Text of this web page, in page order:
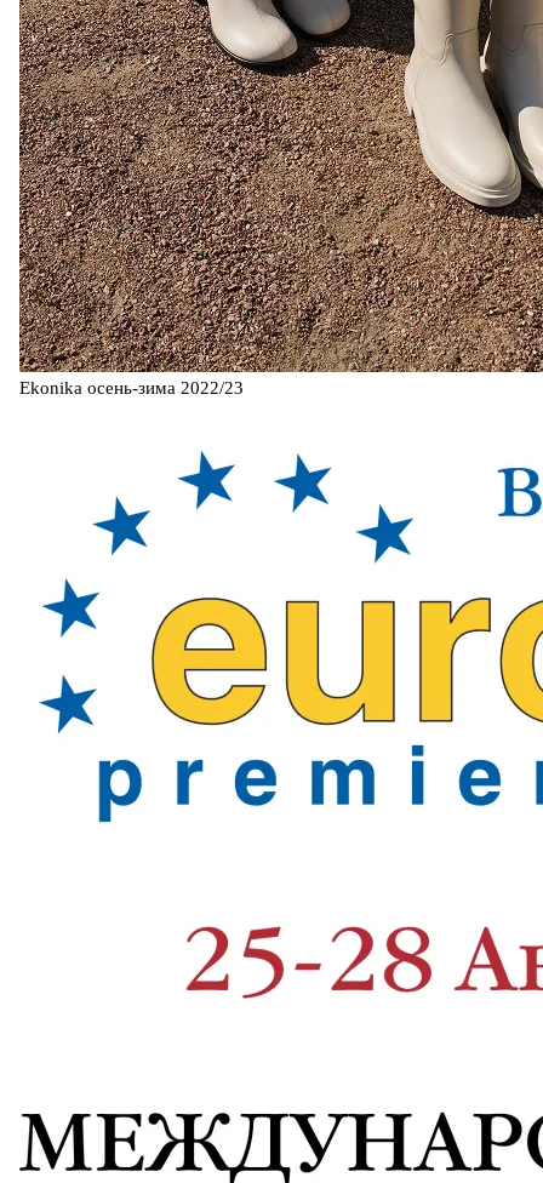
Ekonika осень-зима 2022/23